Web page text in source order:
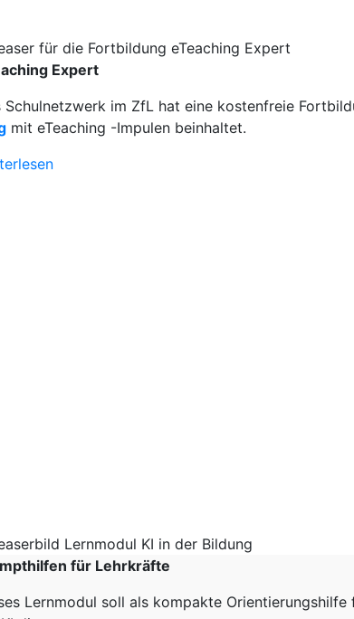
Expert
Schulnetzwerk im ZfL hat eine kostenfreie
mit eTeaching -Impulen beinhaltet.
für Lehrkräfte
Lernmodul soll als kompakte